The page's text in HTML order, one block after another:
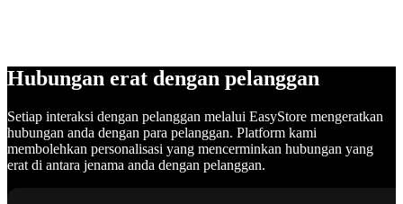
Hubungan erat dengan pelanggan
Setiap interaksi dengan pelanggan melalui EasyStore mengeratkan
hubungan anda dengan para pelanggan. Platform kami
membolehkan personalisasi yang mencerminkan hubungan yang
erat di antara jenama anda dengan pelanggan.